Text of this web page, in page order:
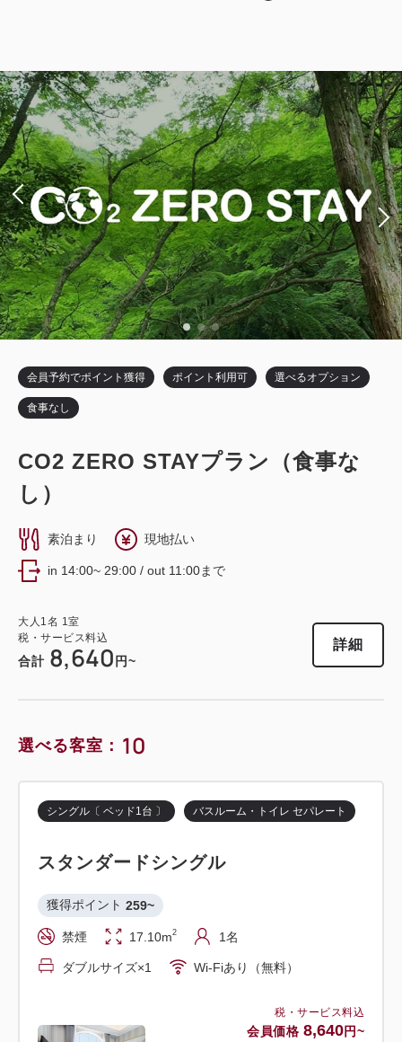
会員価格 21,360円~
ツイン〔 ベッド2台 〕 レビュールーム
シアターサイド（宝塚大劇場が望めるお部屋）
バスルーム・トイレ セパレート
デラックスツイン レビュールーム
獲得ポイント 640~
禁煙 34.30m2 1~2名
セミダブル×2 Wi-Fiあり（無料）
税・サービス料込
会員価格 15,600円~
大人1名1室
税・サービス料込
19,500
モデレートツイン レビュールームD
獲得ポイント 468~
禁煙 25.50m2 1~2名
セミダブル×2 Wi-Fiあり（無料）
税・サービス料込
会員価格 15,600円~
シアターサイド（宝塚大劇場が望めるお部屋）
モデレートツイン レビュールームG
セミダブル×2
詳細
ツイン〔 ベッド2台 〕 レビュールーム
会員予約でポイント獲得 ポイント利用可 選べるオプション
食事なし
CO2 ZERO STAYプラン（食事な
し）
素泊まり 現地払い
in 14:00~ 29:00 / out 11:00まで
大人 1名 1室
税・サービス料込
合計 8,640 円~
詳細
選べる客室： 10
税・サービス料込
会員価格 8,640円~
シングル〔 ベッド1台 〕 バスルーム・トイレ セパレート
スタンダードシングル
獲得ポイント 259~
禁煙 17.10m2 1名
ダブルサイズ×1 Wi-Fiあり（無料）